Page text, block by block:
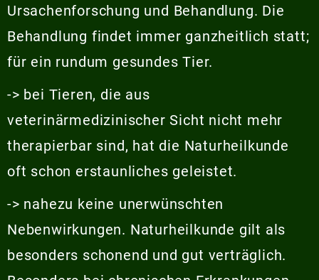
Ursachenforschung und Behandlung. Die
Behandlung findet immer ganzheitlich statt;
für ein rundum gesundes Tier.
-> bei Tieren, die aus
veterinärmedizinischer Sicht nicht mehr
therapierbar sind, hat die Naturheilkunde
oft schon erstaunliches geleistet.
-> nahezu keine unerwünschten
Nebenwirkungen. Naturheilkunde gilt als
besonders schonend und gut verträglich.